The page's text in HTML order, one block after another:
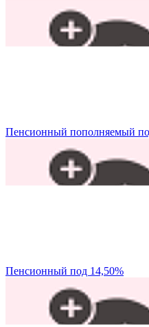
Пенсионный пополняемый
Пенсионный под 14,50%